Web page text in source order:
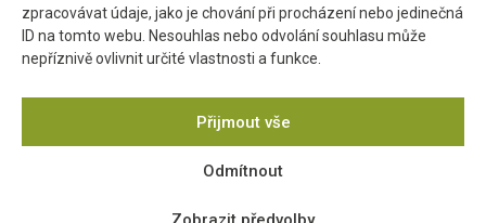
zpracovávat údaje, jako je chování při procházení nebo jedinečná
ID na tomto webu. Nesouhlas nebo odvolání souhlasu může
nepříznivě ovlivnit určité vlastnosti a funkce.
Přijmout vše
Odmítnout